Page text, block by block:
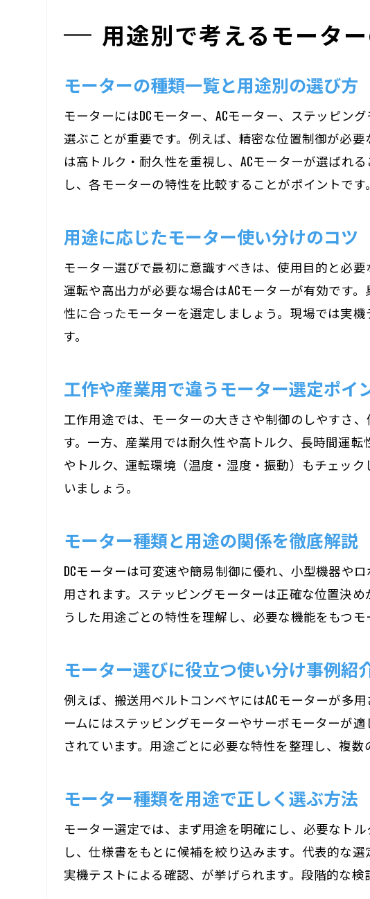
三
最
用途別で考えるモータ
モーターの種類一覧と用途別の選び方
モーターにはDCモーター、ACモーター、ステッピ
選ぶことが重要です。例えば、精密な位置制御が必
は高トルク・耐久性を重視し、ACモーターが選ばれ
し、各モーターの特性を比較することがポイントです。
用途に応じたモーター使い分けのコツ
モーター選びで最初に意識すべきは、使用目的と必
運転や高出力が必要な場合はACモーターが有効です
性に合ったモーターを選定しましょう。現場では実
す。
工作や産業用で違うモーター選定ポイ
工作用途では、モーターの大きさや制御のしやすさ
す。一方、産業用では耐久性や高トルク、長時間運
やトルク、運転環境（温度・湿度・振動）もチェッ
いましょう。
モーター種類と用途の関係を徹底解説
DCモーターは可変速や簡易制御に優れ、小型機器や
用されます。ステッピングモーターは正確な位置決
うした用途ごとの特性を理解し、必要な機能をもつ
モーター選びに役立つ使い分け事例紹
例えば、搬送用ベルトコンベヤにはACモーターが多
ームにはステッピングモーターやサーボモーターが
されています。用途ごとに必要な特性を整理し、複
モーター種類を用途で正しく選ぶ方法
モーター選定では、まず用途を明確にし、必要なト
し、仕様書をもとに候補を絞り込みます。代表的
実機テストによる確認、が挙げられます。段階的な